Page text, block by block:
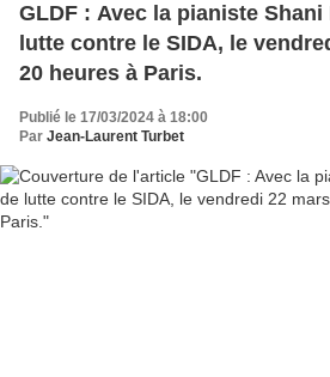
GLDF : Avec la pianiste
lutte contre le SIDA, le
20 heures à Paris.
Publié le 17/03/2024 à 18:00
Par Jean-Laurent Turbet